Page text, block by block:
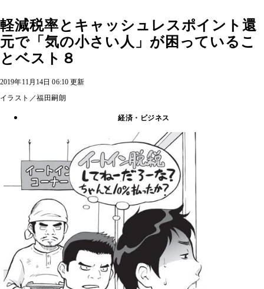
軽減税率とキャッシュレスポイント還
元で「気の小さい人」が困っているこ
とベスト８
2019年11月14日 06:10 更新
イラスト／福田嗣朗
経済・ビジネス